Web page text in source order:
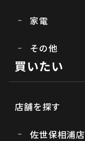
家電
その他
買いたい
店舗を探す
佐世保相浦店